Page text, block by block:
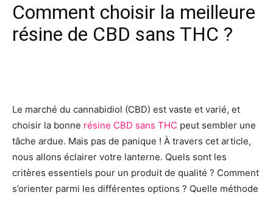
Comment choisir la meilleure
résine de CBD sans THC ?
Le marché du cannabidiol (CBD) est vaste et varié, et
choisir la bonne résine CBD sans THC peut sembler une
tâche ardue. Mais pas de panique ! À travers cet article,
nous allons éclairer votre lanterne. Quels sont les
critères essentiels pour un produit de qualité ? Comment
s’orienter parmi les différentes options ? Quelle méthode